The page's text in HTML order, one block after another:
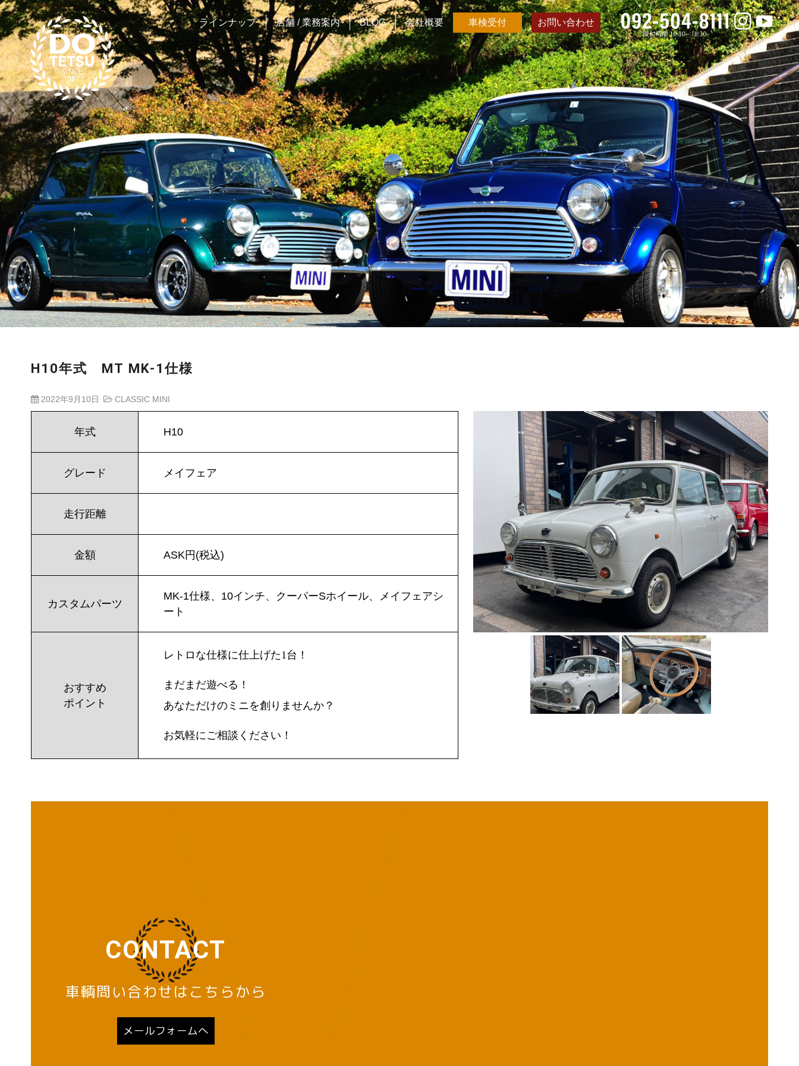
ラインナップ 店舗 / 業務案内 BLOG 会社概要 車検受付 お問い合わせ
H10年式 MT MK-1仕様
2022年9月10日 CLASSIC MINI
年式 H10
グレード メイフェア
走行距離
金額 ASK円(税込)
カスタムパーツ
MK-1仕様、10インチ、クーパーSホイール、メイフェアシ
ート
おすすめ
ポイント
レトロな仕様に仕上げた1台！
まだまだ遊べる！
あなただけのミニを創りませんか？
お気軽にご相談ください！
CONTACT
車輌問い合わせはこちらから
メールフォームへ